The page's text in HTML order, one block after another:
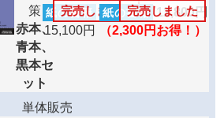
策
赤本、
青本、
黒本セ
ット
紙の書籍
15,100円
完売しました
紙の書籍 12,800円
（2,300円お得！）
完売しました
単体販売